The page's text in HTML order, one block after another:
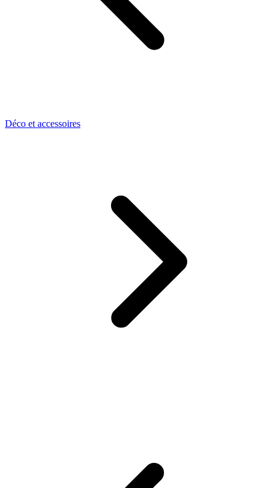
Déco et accessoires